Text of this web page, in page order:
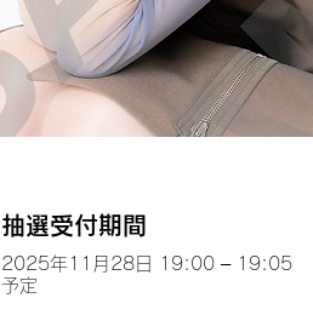
抽選受付期間
2025年11月28日 19:00 – 19:05
予定